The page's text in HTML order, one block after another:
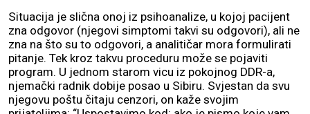
Situacija je slična onoj iz psihoanalize, u kojoj pacijent
zna odgovor (njegovi simptomi takvi su odgovori), ali ne
zna na što su to odgovori, a analitičar mora formulirati
pitanje. Tek kroz takvu proceduru može se pojaviti
program. U jednom starom vicu iz pokojnog DDR-a,
njemački radnik dobije posao u Sibiru. Svjestan da svu
njegovu poštu čitaju cenzori, on kaže svojim